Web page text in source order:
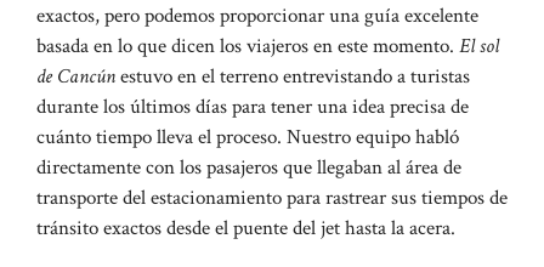
exactos, pero podemos proporcionar una guía excelente
basada en lo que dicen los viajeros en este momento. El sol
de Cancúnestuvo en el terreno entrevistando a turistas
durante los últimos días para tener una idea precisa de
cuánto tiempo lleva el proceso. Nuestro equipo habló
directamente con los pasajeros que llegaban al área de
transporte del estacionamiento para rastrear sus tiempos de
tránsito exactos desde el puente del jet hasta la acera.